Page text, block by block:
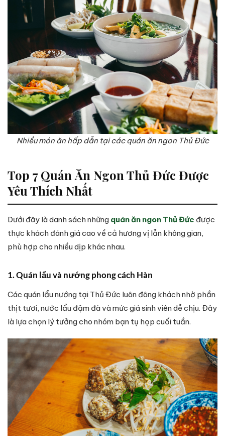
Nhiều món ăn hấp dẫn tại các quán ăn ngon Thủ Đức
Top 7 Quán Ăn Ngon Thủ Đức Được
Yêu Thích Nhất
Dưới đây là danh sách những quán ăn ngon Thủ Đức được
thực khách đánh giá cao về cả hương vị lẫn không gian,
phù hợp cho nhiều dịp khác nhau.
1. Quán lẩu và nướng phong cách Hàn
Các quán lẩu nướng tại Thủ Đức luôn đông khách nhờ phần
thịt tươi, nước lẩu đậm đà và mức giá sinh viên dễ chịu. Đây
là lựa chọn lý tưởng cho nhóm bạn tụ họp cuối tuần.